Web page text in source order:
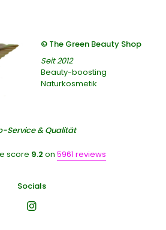
© The Green Beauty Shop
Seit 2012
Beauty-boosting
Naturkosmetik
Service & Qualität
score 9.2 on 5961 reviews
Socials